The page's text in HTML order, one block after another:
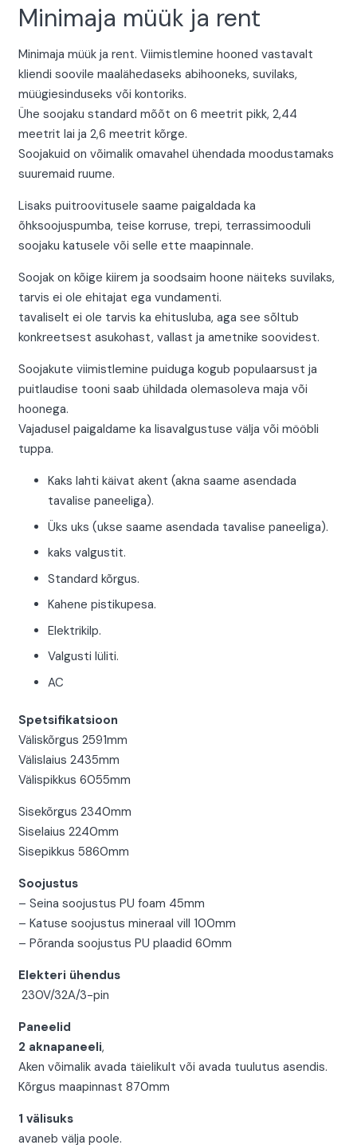
Minimaja müük ja rent
Minimaja müük ja rent. Viimistlemine hooned vastavalt
kliendi soovile maalähedaseks abihooneks, suvilaks,
müügiesinduseks või kontoriks.
Ühe soojaku standard mõõt on 6 meetrit pikk, 2,44
meetrit lai ja 2,6 meetrit kõrge.
Soojakuid on võimalik omavahel ühendada moodustamaks
suuremaid ruume.
Lisaks puitroovitusele saame paigaldada ka
õhksoojuspumba, teise korruse, trepi, terrassimooduli
soojaku katusele või selle ette maapinnale.
Soojak on kõige kiirem ja soodsaim hoone näiteks suvilaks,
tarvis ei ole ehitajat ega vundamenti.
tavaliselt ei ole tarvis ka ehitusluba, aga see sõltub
konkreetsest asukohast, vallast ja ametnike soovidest.
Soojakute viimistlemine puiduga kogub populaarsust ja
puitlaudise tooni saab ühildada olemasoleva maja või
hoonega.
Vajadusel paigaldame ka lisavalgustuse välja või mööbli
tuppa.
Kaks lahti käivat akent (akna saame asendada
tavalise paneeliga).
Üks uks (ukse saame asendada tavalise paneeliga).
kaks valgustit.
Standard kõrgus.
Kahene pistikupesa.
Elektrikilp.
Valgusti lüliti.
AC
Spetsifikatsioon
Väliskõrgus 2591mm
Välislaius 2435mm
Välispikkus 6055mm
Sisekõrgus 2340mm
Siselaius 2240mm
Sisepikkus 5860mm
Soojustus
– Seina soojustus PU foam 45mm
– Katuse soojustus mineraal vill 100mm
– Põranda soojustus PU plaadid 60mm
Elekteri ühendus
230V/32A/3-pin
Paneelid
2 aknapaneeli,
Aken võimalik avada täielikult või avada tuulutus asendis.
Kõrgus maapinnast 870mm
1 välisuks
avaneb välja poole.